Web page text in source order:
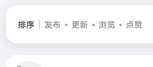
排序 发布 更新 浏览 点赞